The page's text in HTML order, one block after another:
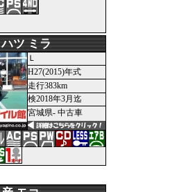
ツ ミラ
Ｌ
H27(2015)年式
走行383km
検2018年3月迄
宮城県- 中古車